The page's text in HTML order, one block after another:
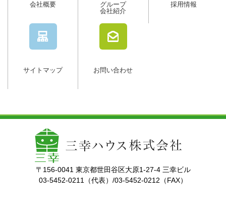
会社概要
グループ
会社紹介
採用情報
サイトマップ お問い合わせ
〒156-0041 東京都世田谷区大原1-27-4 三幸ビル
03-5452-0211（代表）/03-5452-0212（FAX）